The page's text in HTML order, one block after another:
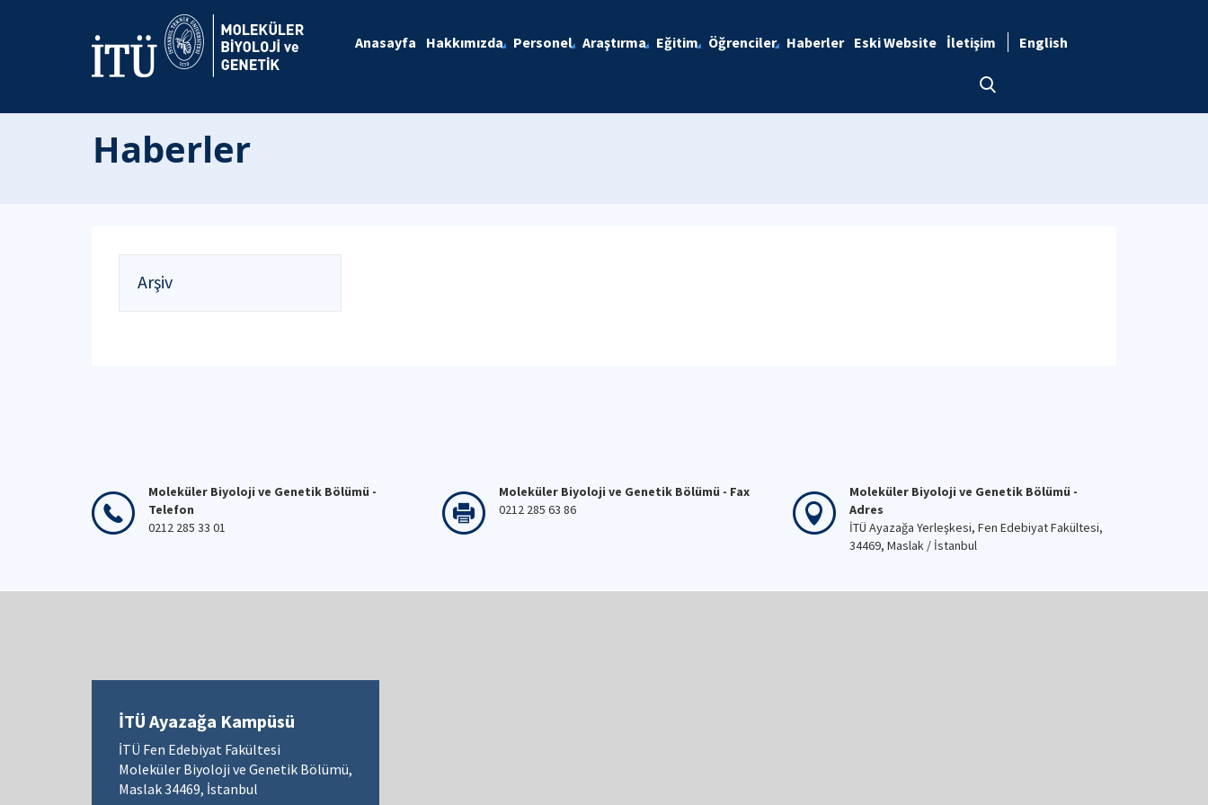
Anasayfa Hakkımızda Personel Araştırma Eğitim Öğrenciler Haberler Eski Website İletişim English
Haberler
Arşiv
Moleküler Biyoloji ve Genetik Bölümü -
Telefon
0212 285 33 01
Moleküler Biyoloji ve Genetik Bölümü - Fax
0212 285 63 86
Moleküler Biyoloji ve Genetik Bölümü -
Adres
İTÜ Ayazağa Yerleşkesi, Fen Edebiyat Fakültesi,
34469, Maslak / İstanbul
İTÜ Ayazağa Kampüsü
İTÜ Fen Edebiyat Fakültesi
Moleküler Biyoloji ve Genetik Bölümü,
Maslak 34469, İstanbul